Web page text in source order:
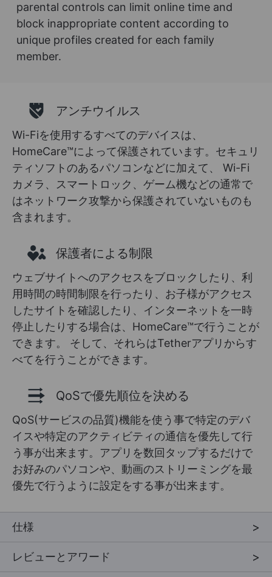
parental controls can limit online time and
block inappropriate content according to
unique profiles created for each family
member.
アンチウイルス
Wi-Fiを使用するすべてのデバイスは、
HomeCare™によって保護されています。セキュリ
ティソフトのあるパソコンなどに加えて、 Wi-Fi
カメラ、スマートロック、ゲーム機などの通常で
はネットワーク攻撃から保護されていないものも
含まれます。
保護者による制限
ウェブサイトへのアクセスをブロックしたり、利
用時間の時間制限を行ったり、お子様がアクセス
したサイトを確認したり、インターネットを一時
停止したりする場合は、HomeCare™で行うことが
できます。 そして、それらはTetherアプリからす
べてを行うことができます。
QoSで優先順位を決める
QoS(サービスの品質)機能を使う事で特定のデバ
イスや特定のアクティビティの通信を優先して行
う事が出来ます。アプリを数回タップするだけで
お好みのパソコンや、動画のストリーミングを最
優先で行うように設定をする事が出来ます。
仕様
レビューとアワード